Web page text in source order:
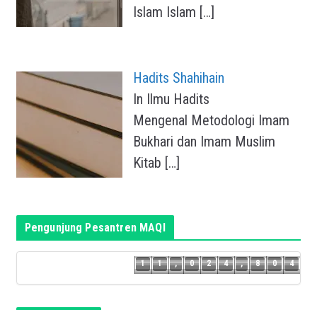
Islam Islam […]
Hadits Shahihain
In Ilmu Hadits
Mengenal Metodologi Imam
Bukhari dan Imam Muslim
Kitab […]
Pengunjung Pesantren MAQI
1
1
,
0
2
4
,
8
0 4